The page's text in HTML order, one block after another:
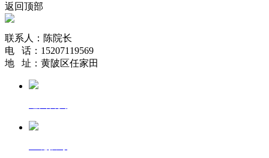
返回顶部
联系人：陈院长
电 话：15207119569
地 址：黄陂区任家田